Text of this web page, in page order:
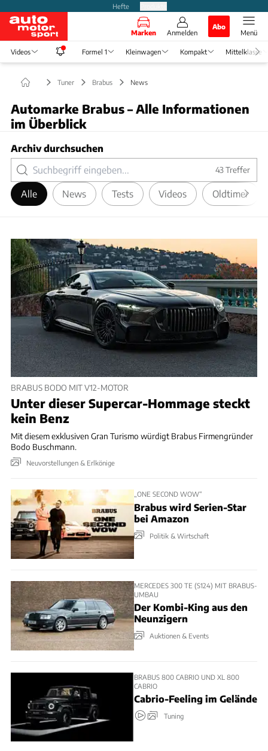
Hefte
Marken Anmelden
Abo
Menü
Videos Formel 1 Kleinwagen Kompakt Mittelklasse
Tuner Brabus News
Automarke Brabus – Alle Informationen
im Überblick
Archiv durchsuchen
43Treffer
Alle News Tests Videos Oldtimer
BRABUS BODO MIT V12-MOTOR
Unter dieser Supercar-Hommage steckt
kein Benz
Mit diesem exklusiven Gran Turismo würdigt Brabus Firmengründer
Bodo Buschmann.
Neuvorstellungen & Erlkönige
„ONE SECOND WOW“
Brabus wird Serien-Star
bei Amazon
Politik & Wirtschaft
MERCEDES 300 TE (S124) MIT BRABUS-
UMBAU
Der Kombi-King aus den
Neunzigern
Auktionen & Events
BRABUS 800 CABRIO UND XL 800
CABRIO
Cabrio-Feeling im Gelände
Tuning